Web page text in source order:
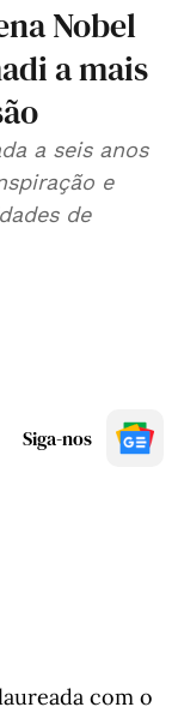
Nobel
a mais
a seis anos
e
de
Siga-nos
com o